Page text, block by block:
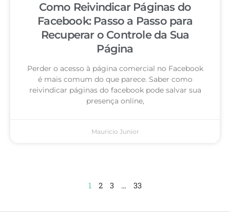
Como Reivindicar Páginas do
Facebook: Passo a Passo para
Recuperar o Controle da Sua
Página
Perder o acesso à página comercial no Facebook
é mais comum do que parece. Saber como
reivindicar páginas do facebook pode salvar sua
presença online,
Mauricio Junior
1 2 3 … 33